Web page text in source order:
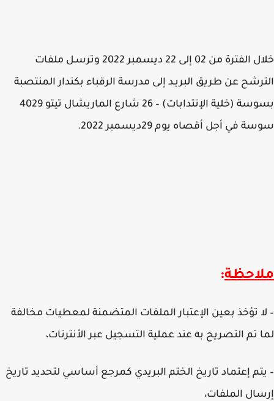
خلال الفترة من 02 إلى 22 ديسمبر 2022 وترسـل ملفات
عن طريق البريـد إلى مدرسة الرقباء بكندار المنتصبة
بسوسة (خلية الإنتدابات) – 26 شارع الماريشال تيتو 4029
في أجل أقصاهيوم 29ديسمبر 2022 .
ة:
تؤخذ بعين الإعتبار الملفات المتضمنة لمعطيات مخالفة
تم التصريح به عند عملية التسجيل عبر الأنترنات،
إعتماد تاريخ الختم البريدي كمرجع أساسي لتحديد تاريخ
الملفات،